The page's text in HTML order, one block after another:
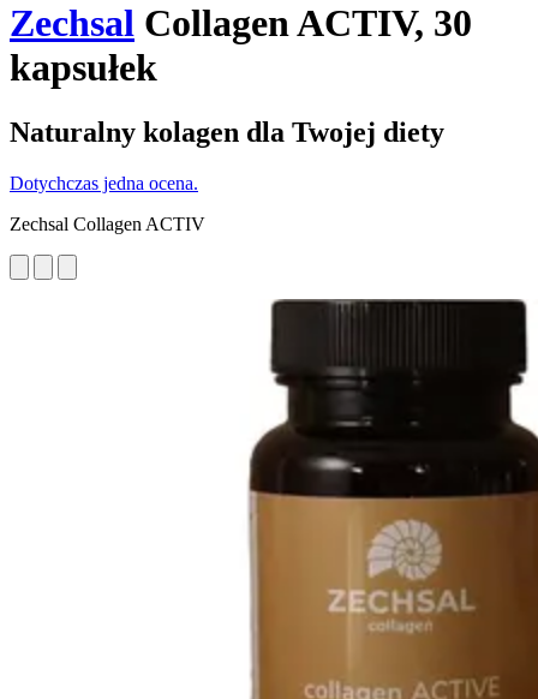
Zechsal Collagen ACTIV, 30
kapsułek
Naturalny kolagen dla Twojej diety
Dotychczas jedna ocena.
Zechsal Collagen ACTIV